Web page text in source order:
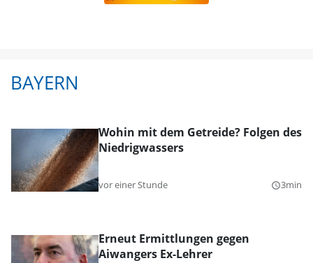
BAYERN
Wohin mit dem Getreide? Folgen des
Niedrigwassers
vor einer Stunde query_builder3min
Erneut Ermittlungen gegen
Aiwangers Ex-Lehrer